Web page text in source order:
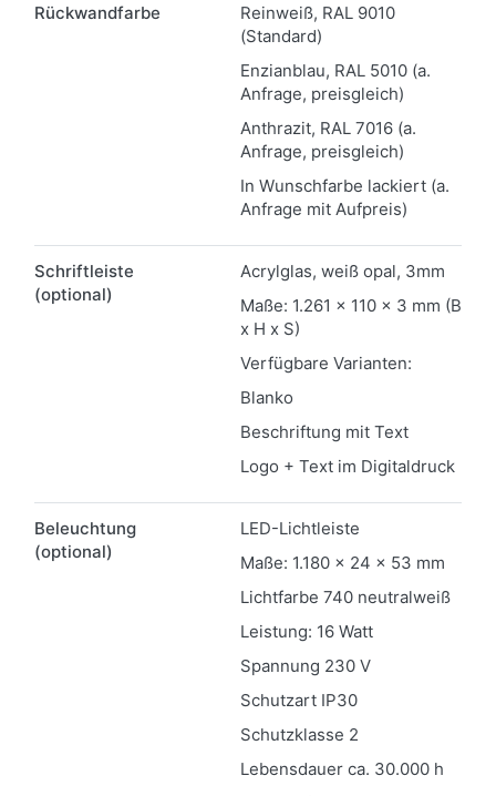
Rückwandfarbe
Reinweiß, RAL 9010
(Standard)
Enzianblau, RAL 5010 (a.
Anfrage, preisgleich)
Anthrazit, RAL 7016 (a.
Anfrage, preisgleich)
In Wunschfarbe lackiert (a.
Anfrage mit Aufpreis)
Schriftleiste
(optional)
Acrylglas, weiß opal, 3mm
Maße: 1.261 x 110 x 3 mm (B
x H x S)
Verfügbare Varianten:
Blanko
Beschriftung mit Text
Logo + Text im Digitaldruck
Beleuchtung
(optional)
LED-Lichtleiste
Maße: 1.180 x 24 x 53 mm
Lichtfarbe 740 neutralweiß
Leistung: 16 Watt
Spannung 230 V
Schutzart IP30
Schutzklasse 2
Lebensdauer ca. 30.000 h